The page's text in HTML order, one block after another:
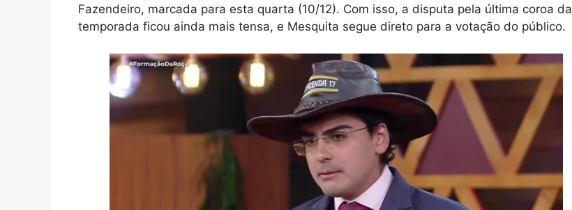
Fazendeiro, marcada para esta quarta (10/12). Com isso, a disputa pela última coroa da
temporada ficou ainda mais tensa, e Mesquita segue direto para a votação do público.